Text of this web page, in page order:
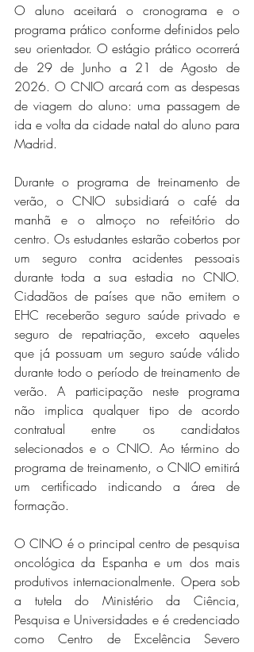
O aluno aceitará o cronograma e o
programa prático conforme definidos pelo
seu orientador. O estágio prático ocorrerá
de 29 de Junho a 21 de Agosto de
2026. O CNIO arcará com as despesas
de viagem do aluno: uma passagem de
ida e volta da cidade natal do aluno para
Madrid.
Durante o programa de treinamento de
verão, o CNIO subsidiará o café da
manhã e o almoço no refeitório do
centro. Os estudantes estarão cobertos por
um seguro contra acidentes pessoais
durante toda a sua estadia no CNIO.
Cidadãos de países que não emitem o
EHC receberão seguro saúde privado e
seguro de repatriação, exceto aqueles
que já possuam um seguro saúde válido
durante todo o período de treinamento de
verão. A participação neste programa
não implica qualquer tipo de acordo
contratual entre os candidatos
selecionados e o CNIO. Ao término do
programa de treinamento, o CNIO emitirá
um certificado indicando a área de
formação.
O CINO é o principal centro de pesquisa
oncológica da Espanha e um dos mais
produtivos internacionalmente. Opera sob
a tutela do Ministério da Ciência,
Pesquisa e Universidades e é credenciado
como Centro de Excelência Severo